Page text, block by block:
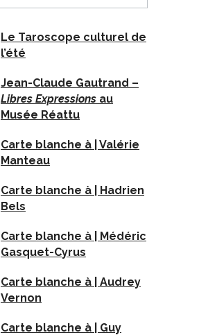
Le Taroscope culturel de
l’été
Jean-Claude Gautrand –
Libres Expressions au
Musée Réattu
Carte blanche à | Valérie
Manteau
Carte blanche à | Hadrien
Bels
Carte blanche à | Médéric
Gasquet-Cyrus
Carte blanche à | Audrey
Vernon
Carte blanche à | Guy